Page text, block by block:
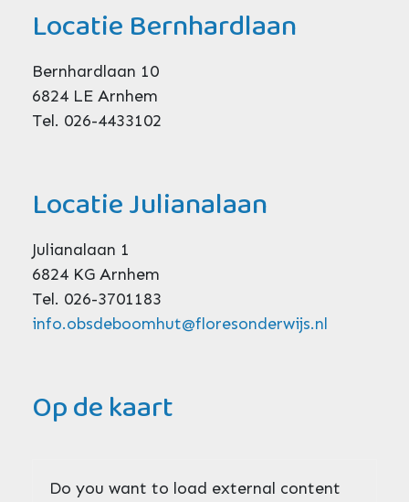
Locatie Bernhardlaan
Bernhardlaan 10
6824 LE Arnhem
Tel. 026-4433102
Locatie Julianalaan
Julianalaan 1
6824 KG Arnhem
Tel. 026-3701183
info.obsdeboomhut@floresonderwijs.nl
Op de kaart
Do you want to load external content